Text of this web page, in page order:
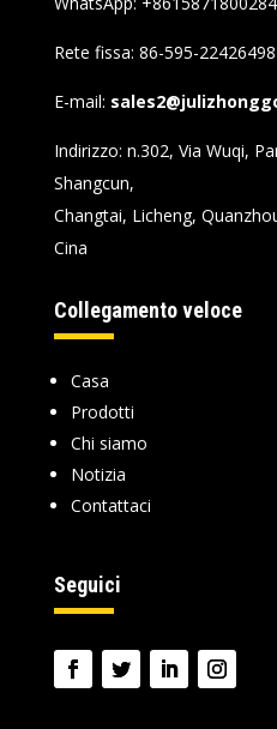
Rete fissa: 86-595-22426498
E-mail:
Indirizzo: n.302, Via Wuqi,
Shangcun,
Changtai, Licheng,
Cina
Collegamento veloce
Casa
Prodotti
Chi siamo
Notizia
Contattaci
Seguici